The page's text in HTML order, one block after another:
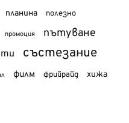
планина полезно
промоция пътуване
състезание
филм фрийрайд хижа